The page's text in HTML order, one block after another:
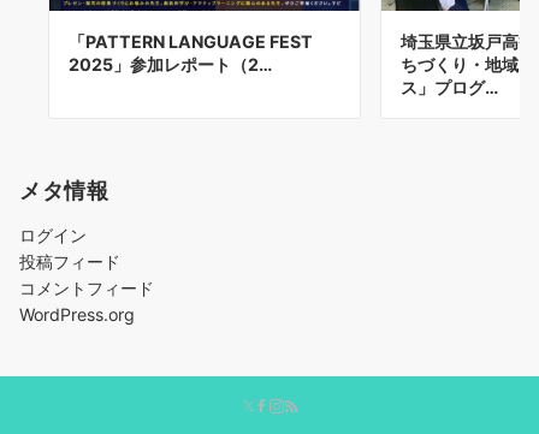
「PATTERN LANGUAGE FEST
2025」参加レポート（2…
埼玉県立坂戸高
ちづくり・地域
ス」プログ…
メタ情報
ログイン
投稿フィード
コメントフィード
WordPress.org